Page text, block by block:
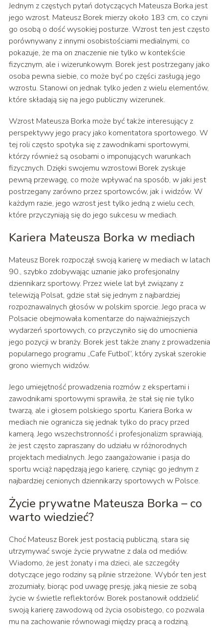
Jednym z częstych pytań dotyczących Mateusza Borka jest
jego wzrost. Mateusz Borek mierzy około 183 cm, co czyni
go osobą o dość wysokiej posturze. Wzrost ten jest często
porównywany z innymi osobistościami medialnymi, co
pokazuje, że ma on znaczenie nie tylko w kontekście
fizycznym, ale i wizerunkowym. Borek jest postrzegany jako
osoba pewna siebie, co może być po części zasługą jego
wzrostu. Stanowi on jednak tylko jeden z wielu elementów,
które składają się na jego publiczny wizerunek.
Wzrost Mateusza Borka może być także interesujący z
perspektywy jego pracy jako komentatora sportowego. W
tej roli często spotyka się z zawodnikami sportowymi,
którzy również są osobami o imponujących warunkach
fizycznych. Dzięki swojemu wzrostowi Borek zyskuje
pewną przewagę, co może wpływać na sposób, w jaki jest
postrzegany zarówno przez sportowców, jak i widzów. W
każdym razie, jego wzrost jest tylko jedną z wielu cech,
które przyczyniają się do jego sukcesu w mediach.
Kariera Mateusza Borka w mediach
Mateusz Borek rozpoczął swoją karierę w mediach w latach
90., szybko zdobywając uznanie jako profesjonalny
dziennikarz sportowy. Przez wiele lat był związany z
telewizją Polsat, gdzie stał się jednym z najbardziej
rozpoznawalnych głosów w polskim sporcie. Jego praca w
Polsacie obejmowała komentarze do najważniejszych
wydarzeń sportowych, co przyczyniło się do umocnienia
jego pozycji w branży. Borek jest także znany z prowadzenia
popularnego programu „Cafe Futbol”, który zyskał szerokie
grono wiernych widzów.
Jego umiejętność prowadzenia rozmów z ekspertami i
zawodnikami sportowymi sprawiła, że stał się nie tylko
twarzą, ale i głosem polskiego sportu. Kariera Borka w
mediach nie ogranicza się jednak tylko do pracy przed
kamerą. Jego wszechstronność i profesjonalizm sprawiają,
że jest często zapraszany do udziału w różnorodnych
projektach medialnych. Jego zaangażowanie i pasja do
sportu wciąż napędzają jego karierę, czyniąc go jednym z
najbardziej cenionych dziennikarzy sportowych w Polsce.
Życie prywatne Mateusza Borka – co
warto wiedzieć?
Choć Mateusz Borek jest postacią publiczną, stara się
utrzymywać swoje życie prywatne z dala od mediów.
Wiadomo, że jest żonaty i ma dzieci, ale szczegóły
dotyczące jego rodziny są pilnie strzeżone. Wybór ten jest
zrozumiały, biorąc pod uwagę presję, jaką niesie ze sobą
życie w świetle reflektorów. Borek postanowił oddzielić
swoją karierę zawodową od życia osobistego, co pozwala
mu na zachowanie równowagi między pracą a rodziną.